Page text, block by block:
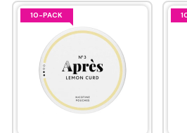
10-PACK